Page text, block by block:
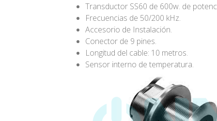
Transductor SS60 de 600w. de
Frecuencias de 50/200 kHz.
Accesorio de Instalación.
Conector de 9 pines.
Longitud del cable: 10 metros.
Sensor interno de temperatura.